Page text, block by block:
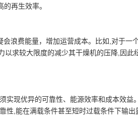
再生效率。
浪费能量，增加运营成本。比如,对于一
求较大限度的减少其干燥机的压降,因此
实现优异的可靠性、能源效率和成本效益
性,能在满载条件甚至短时过载条件下输出